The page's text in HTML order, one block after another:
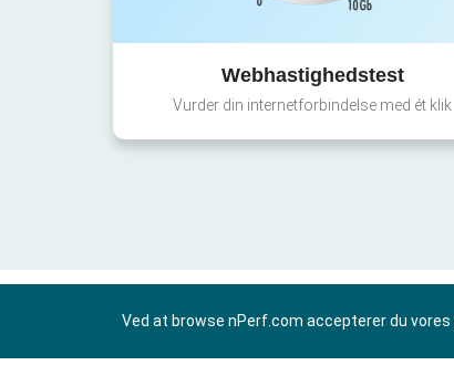
Webhastighedstest
Vurder din internetforbindelse med ét klik
Ved at browse nPerf.com accepterer du vores